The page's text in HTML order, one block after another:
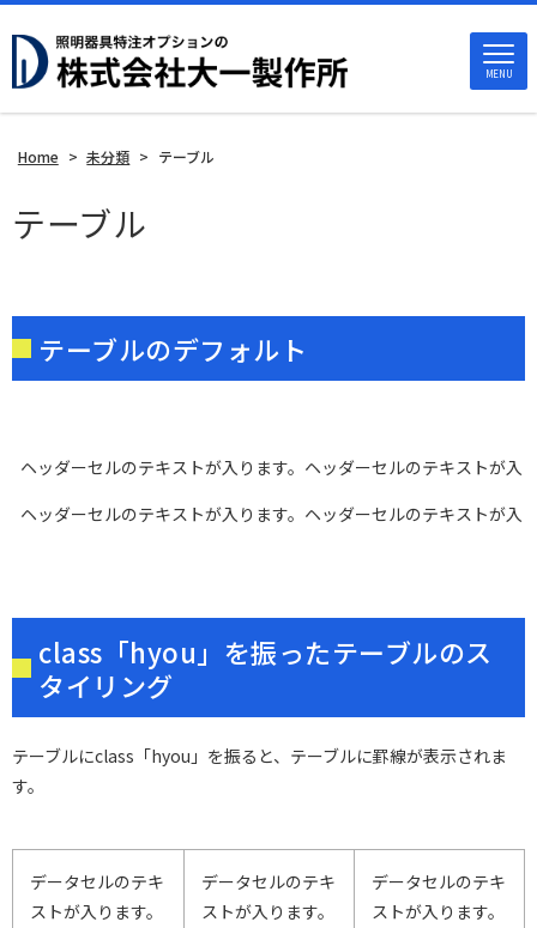
MENU
Home > 未分類 > テーブル
テーブル
テーブルのデフォルト
ヘッダーセルのテキストが入ります。ヘッダーセルのテキストが入
ヘッダーセルのテキストが入ります。ヘッダーセルのテキストが入
class「hyou」を振ったテーブルのス
タイリング
テーブルにclass「hyou」を振ると、テーブルに罫線が表示されま
す。
データセルのテキ
ストが入ります。
データセルのテキ
ストが入ります。
データセルのテキ
ストが入ります。